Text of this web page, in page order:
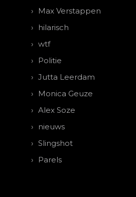
Max Verstappen
hilarisch
wtf
Politie
Jutta Leerdam
Monica Geuze
Alex Soze
nieuws
Slingshot
Parels